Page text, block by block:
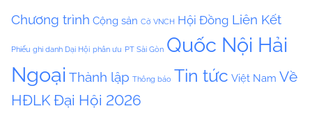
v
s
Chương trình Cộng sản Cờ VNCH Hội Đồng Liên Kết
Phiếu ghi danh Dại Hội phân ưu PT Sài Gòn Quốc Nội Hải
Ngoại Thành lập Thông báo Tin tức Việt Nam Về
HĐLKĐại Hội 2026